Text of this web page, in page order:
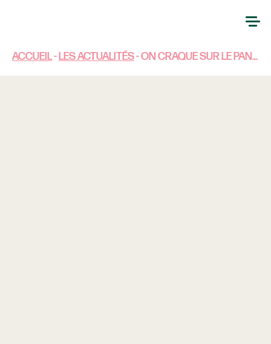
ACCUEIL- LES ACTUALITÉS-ON CRAQUE SUR LE PANUOZZO